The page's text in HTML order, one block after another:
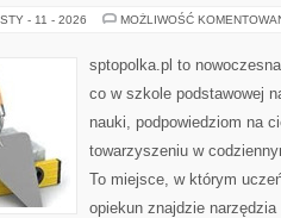
STY - 11 - 2026 MOŻLIWOŚĆ
sptopolka.pl to
co w szkole podstawowej
nauki, podpowiedziom na
towarzyszeniu w
To miejsce, w którym
opiekun znajdzie